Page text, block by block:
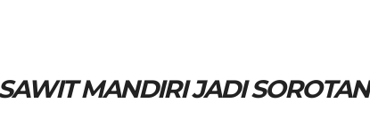
MANDIRI JADI SOROTAN